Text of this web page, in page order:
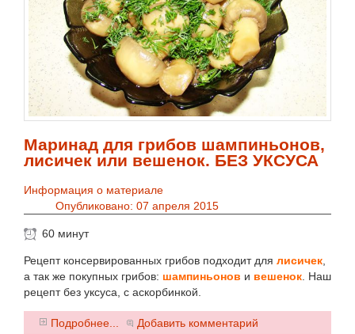
Маринад для грибов шампиньонов,
лисичек или вешенок. БЕЗ УКСУСА
Информация о материале
Опубликовано: 07 апреля 2015
60 минут
Рецепт консервированных грибов подходит для лисичек,
а так же покупных грибов: шампиньонов и вешенок. Наш
рецепт без уксуса, с аскорбинкой.
Подробнее... Добавить комментарий